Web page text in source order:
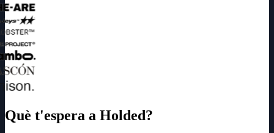
Què t'espera a Holded?